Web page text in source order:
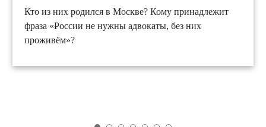
Кто из них родился в Москве? Кому принадлежит
фраза «России не нужны адвокаты, без них
проживём»?